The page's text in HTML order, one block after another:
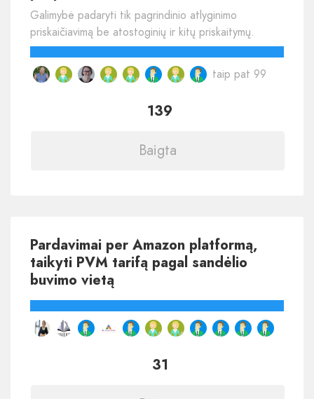
139
Baigta
Galimybė padaryti tik pagrindinio atlyginimo
priskaičiavimą be atostoginių ir kitų priskaitymų.
taip pat 99
31
Pardavimai per Amazon platformą,
taikyti PVM tarifą pagal sandėlio
buvimo vietą